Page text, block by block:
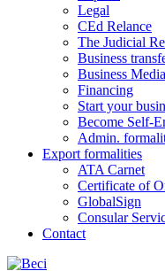
Legal
CEd Relance
The Judicial
Business
Business
Financing
Start your
Become Self-
Admin.
Export formalities
ATA Carnet
Certificate of
GlobalSign
Consular
Contact